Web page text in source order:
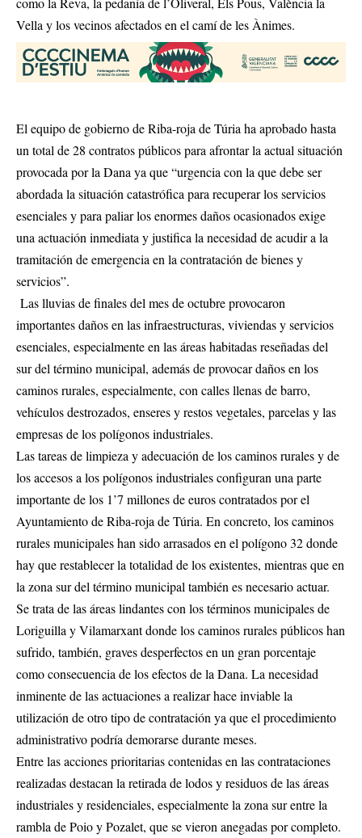
Vella y los vecinos afectados en el camí de les Ànimes.
El equipo de gobierno de Riba-roja de Túria ha aprobado hasta
un total de 28 contratos públicos para afrontar la actual situación
provocada por la Dana ya que “urgencia con la que debe ser
abordada la situación catastrófica para recuperar los servicios
esenciales y para paliar los enormes daños ocasionados exige
una actuación inmediata y justifica la necesidad de acudir a la
tramitación de emergencia en la contratación de bienes y
servicios”.
Las lluvias de finales del mes de octubre provocaron
importantes daños en las infraestructuras, viviendas y servicios
esenciales, especialmente en las áreas habitadas reseñadas del
sur del término municipal, además de provocar daños en los
caminos rurales, especialmente, con calles llenas de barro,
vehículos destrozados, enseres y restos vegetales, parcelas y las
empresas de los polígonos industriales.
Las tareas de limpieza y adecuación de los caminos rurales y de
los accesos a los polígonos industriales configuran una parte
importante de los 1’7 millones de euros contratados por el
Ayuntamiento de Riba-roja de Túria. En concreto, los caminos
rurales municipales han sido arrasados en el polígono 32 donde
hay que restablecer la totalidad de los existentes, mientras que en
la zona sur del término municipal también es necesario actuar.
Se trata de las áreas lindantes con los términos municipales de
Loriguilla y Vilamarxant donde los caminos rurales públicos han
sufrido, también, graves desperfectos en un gran porcentaje
como consecuencia de los efectos de la Dana. La necesidad
inminente de las actuaciones a realizar hace inviable la
utilización de otro tipo de contratación ya que el procedimiento
administrativo podría demorarse durante meses.
Entre las acciones prioritarias contenidas en las contrataciones
realizadas destacan la retirada de lodos y residuos de las áreas
industriales y residenciales, especialmente la zona sur entre la
rambla de Poio y Pozalet, que se vieron anegadas por completo.